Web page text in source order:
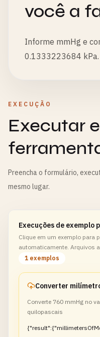
você a
Informe mmHg e
0.1333223684 kPa.
EXECUÇÃO
Executar
Preencha o formulário,
mesmo lugar.
Execuções de exemplo
Clique em um exemplo para
automaticamente. Arquivos
1 exemplos
Converte 760 mmHg no
quilopascais